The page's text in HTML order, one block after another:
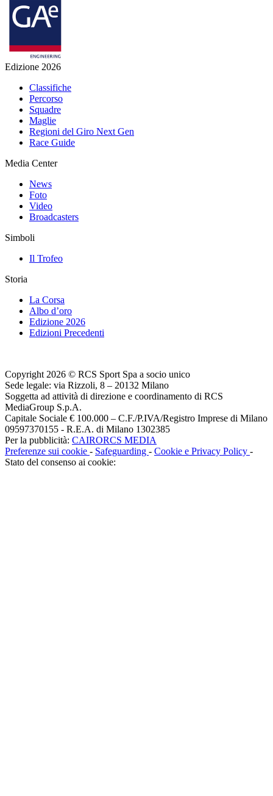
Edizione 2026
Classifiche
Percorso
Squadre
Maglie
Regioni del Giro Next Gen
Race Guide
Media Center
News
Foto
Video
Broadcasters
Simboli
Il Trofeo
Storia
La Corsa
Albo d’oro
Edizione 2026
Edizioni Precedenti
Copyright 2026 © RCS Sport Spa a socio unico
Sede legale: via Rizzoli, 8 – 20132 Milano
Soggetta ad attività di direzione e coordinamento di RCS
MediaGroup S.p.A.
Capitale Sociale € 100.000 – C.F./P.IVA/Registro Imprese di Milano
09597370155 - R.E.A. di Milano 1302385
Per la pubblicità: CAIRORCS MEDIA
Preferenze sui cookie - Safeguarding - Cookie e Privacy Policy -
Stato del consenso ai cookie: